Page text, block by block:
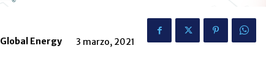
Global Energy 3 marzo, 2021